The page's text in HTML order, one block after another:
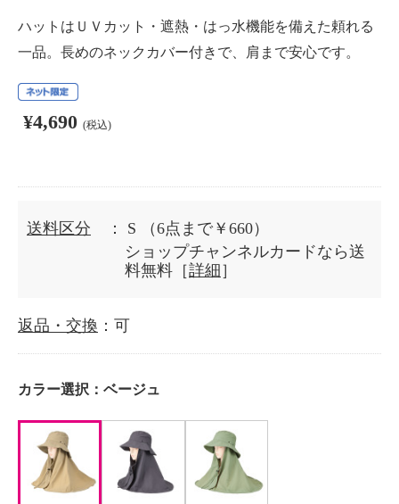
ハットはＵＶカット・遮熱・はっ水機能を備えた頼れる
一品。長めのネックカバー付きで、肩まで安心です。
¥4,690 (税込)
送料区分 ： S
（6点まで￥660）
ショップチャンネルカードなら送
料無料［詳細 ］
返品・交換 ：可
カラー選択： ベージュ